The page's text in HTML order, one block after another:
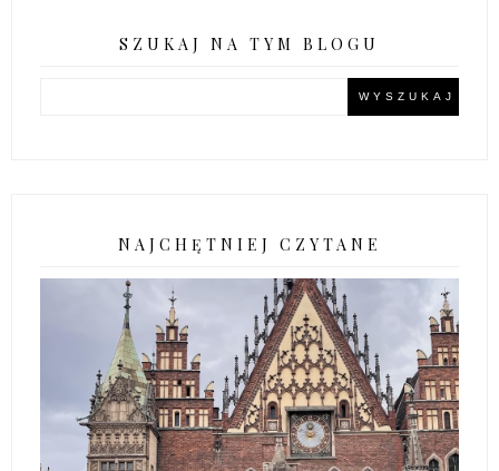
SZUKAJ NA TYM BLOGU
NAJCHĘTNIEJ CZYTANE